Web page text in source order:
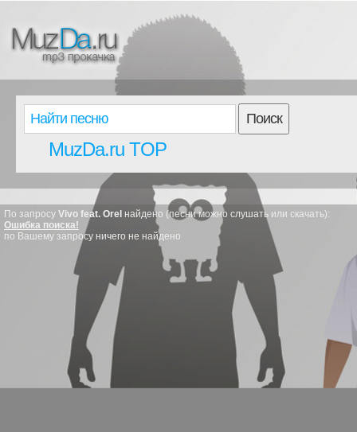
Поиск
MuzDa.ru TOP
По запросу Vivo feat. Orel найдено (песни можно слушать или скачать):
Ошибка поиска!
по Вашему запросу ничего не найдено